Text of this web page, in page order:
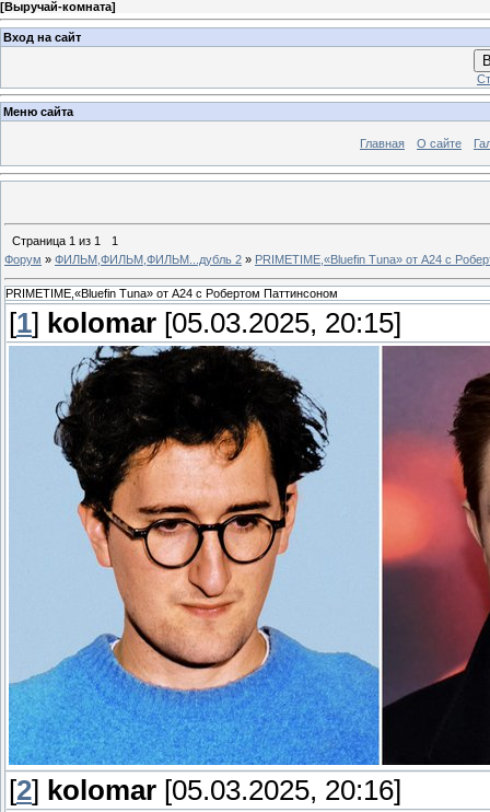
[Выручай-комната]
Вход на сайт
Меню сайта
Главная О сайте
Страница 1 из 1
1
Форум » ФИЛЬМ,ФИЛЬМ,ФИЛЬМ...дубль 2 » PRIMETIME,«Bluefin Tuna» от A24 с
PRIMETIME,«Bluefin Tuna» от A24 с Робертом Паттинсоном
[1] kolomar [05.03.2025, 20:15]
[2] kolomar [05.03.2025, 20:16]